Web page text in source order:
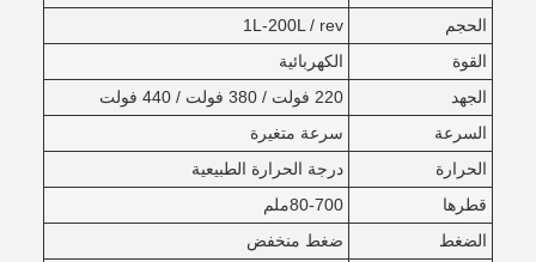
الحجم
1L-200L / rev
القوة
الكهربائية
الجهد
220 فولت / 380 فولت / 440 فولت
السرعة
سرعة متغيرة
الحرارة
درجة الحرارة الطبيعية
قطرها
80-700ملم
الضغط
ضغط منخفض